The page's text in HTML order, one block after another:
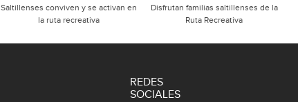
Saltillenses conviven y se activan en
la ruta recreativa
Disfrutan familias saltillenses de la
Ruta Recreativa
REDES
SOCIALES